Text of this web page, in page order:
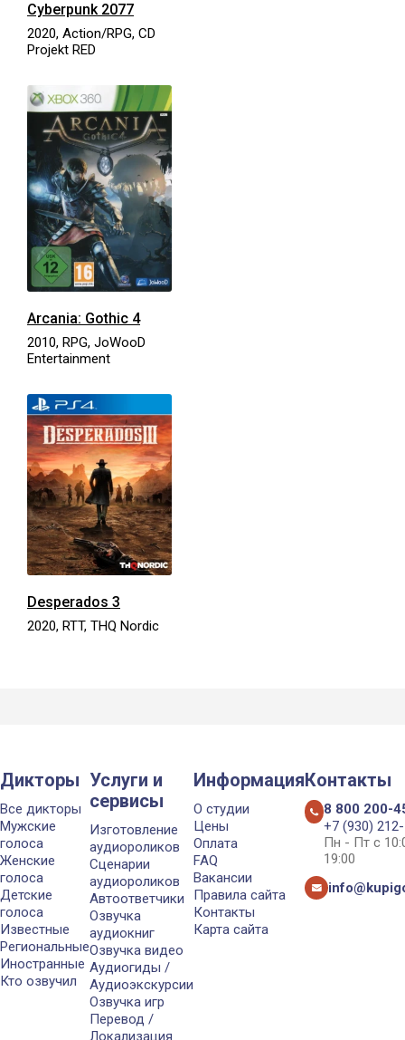
Cyberpunk 2077
2020, Action/RPG, CD
Projekt RED
Arcania: Gothic 4
2010, RPG, JoWooD
Entertainment
Desperados 3
2020, RTT, THQ Nordic
Дикторы
Все дикторы
Мужские
голоса
Женские
голоса
Детские
голоса
Известные
Региональные
Иностранные
Кто озвучил
Услуги и
сервисы
Изготовление
аудиороликов
Сценарии
аудиороликов
Автоответчики
Озвучка
аудиокниг
Озвучка видео
Аудиогиды /
Аудиоэкскурсии
Озвучка игр
Перевод /
Локализация
Информация
О студии
Цены
Оплата
FAQ
Вакансии
Правила сайта
Контакты
Карта сайта
Контакты
8 800 200-
+7 (930)
Пн - Пт с
19:00